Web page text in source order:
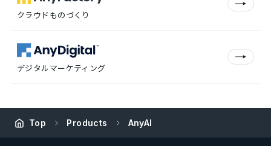
クラウドものづくり
デジタルマーケティング
Top Products AnyAI